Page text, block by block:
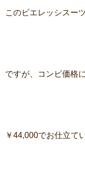
このビエレッシスー
ですが、コンビ価格
￥44,000でお仕立て